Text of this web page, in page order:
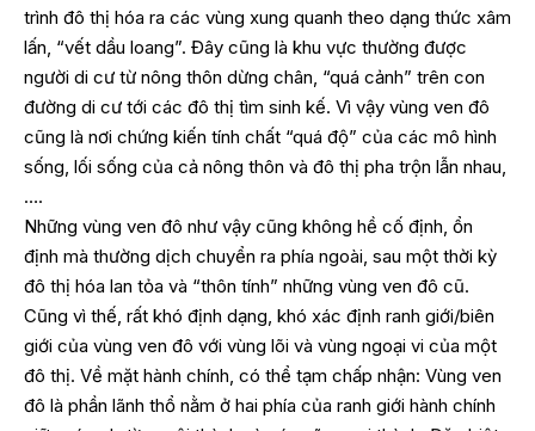
trình đô thị hóa ra các vùng xung quanh theo dạng thức xâm
lấn, “vết dầu loang”. Đây cũng là khu vực thường được
người di cư từ nông thôn dừng chân, “quá cảnh” trên con
đường di cư tới các đô thị tìm sinh kế. Vì vậy vùng ven đô
cũng là nơi chứng kiến tính chất “quá độ” của các mô hình
sống, lối sống của cả nông thôn và đô thị pha trộn lẫn nhau,
….
Những vùng ven đô như vậy cũng không hề cố định, ổn
định mà thường dịch chuyển ra phía ngoài, sau một thời kỳ
đô thị hóa lan tỏa và “thôn tính” những vùng ven đô cũ.
Cũng vì thế, rất khó định dạng, khó xác định ranh giới/biên
giới của vùng ven đô với vùng lõi và vùng ngoại vi của một
đô thị. Về mặt hành chính, có thể tạm chấp nhận: Vùng ven
đô là phần lãnh thổ nằm ở hai phía của ranh giới hành chính